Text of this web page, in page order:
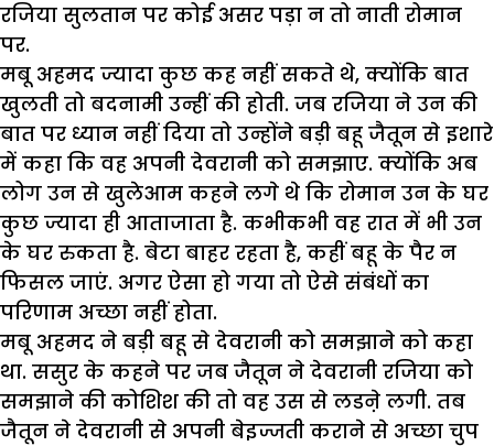
रजिया सुलतान पर कोई असर पड़ा न तो नाती रोमान
पर.
मबू अहमद ज्यादा कुछ कह नहीं सकते थे, क्योंकि बात
खुलती तो बदनामी उन्हीं की होती. जब रजिया ने उन की
बात पर ध्यान नहीं दिया तो उन्होंने बड़ी बहू जैतून से इशारे
में कहा कि वह अपनी देवरानी को समझाए. क्योंकि अब
लोग उन से खुलेआम कहने लगे थे कि रोमान उन के घर
कुछ ज्यादा ही आताजाता है. कभीकभी वह रात में भी उन
के घर रुकता है. बेटा बाहर रहता है, कहीं बहू के पैर न
फिसल जाएं. अगर ऐसा हो गया तो ऐसे संबंधों का
परिणाम अच्छा नहीं होता.
मबू अहमद ने बड़ी बहू से देवरानी को समझाने को कहा
था. ससुर के कहने पर जब जैतून ने देवरानी रजिया को
समझाने की कोशिश की तो वह उस से लडऩे लगी. तब
जैतून ने देवरानी से अपनी बेइज्जती कराने से अच्छा चुप